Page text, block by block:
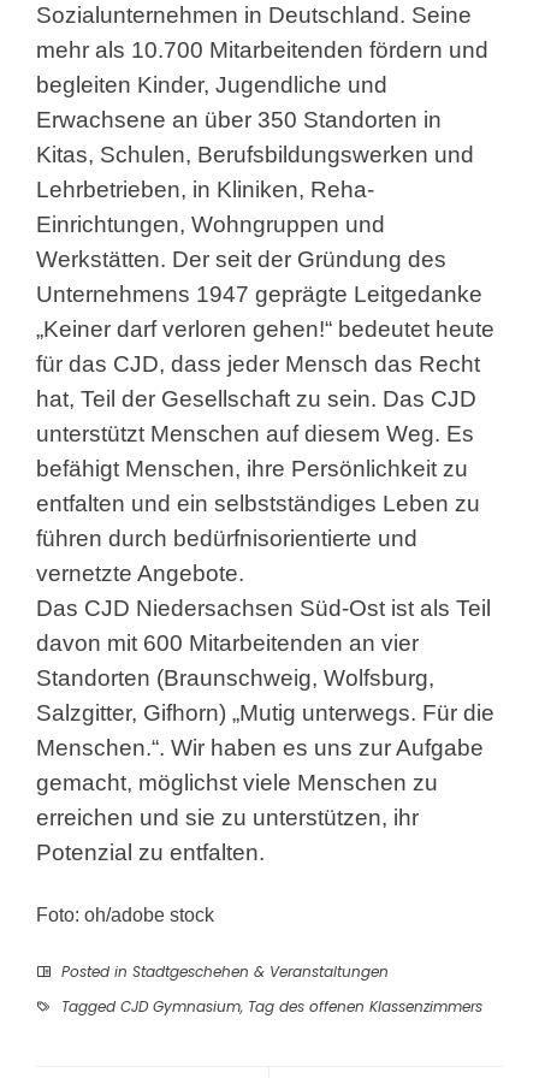
Sozialunternehmen in Deutschland. Seine
mehr als 10.700 Mitarbeitenden fördern und
begleiten Kinder, Jugendliche und
Erwachsene an über 350 Standorten in
Kitas, Schulen, Berufsbildungswerken und
Lehrbetrieben, in Kliniken, Reha-
Einrichtungen, Wohngruppen und
Werkstätten. Der seit der Gründung des
Unternehmens 1947 geprägte Leitgedanke
„Keiner darf verloren gehen!“ bedeutet heute
für das CJD, dass jeder Mensch das Recht
hat, Teil der Gesellschaft zu sein. Das CJD
unterstützt Menschen auf diesem Weg. Es
befähigt Menschen, ihre Persönlichkeit zu
entfalten und ein selbstständiges Leben zu
führen durch bedürfnisorientierte und
vernetzte Angebote.
Das CJD Niedersachsen Süd-Ost ist als Teil
davon mit 600 Mitarbeitenden an vier
Standorten (Braunschweig, Wolfsburg,
Salzgitter, Gifhorn) „Mutig unterwegs. Für die
Menschen.“. Wir haben es uns zur Aufgabe
gemacht, möglichst viele Menschen zu
erreichen und sie zu unterstützen, ihr
Potenzial zu entfalten.
Foto: oh/adobe stock
Posted in Stadtgeschehen & Veranstaltungen
Tagged CJD Gymnasium, Tag des offenen Klassenzimmers